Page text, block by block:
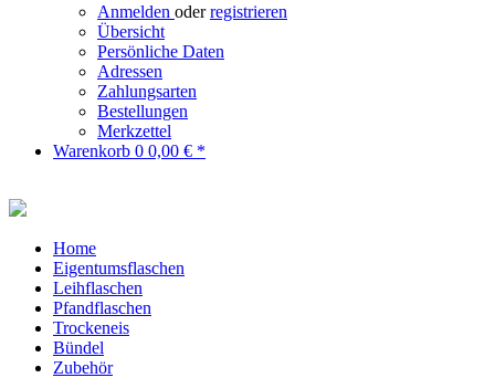
Anmelden oderregistrieren
Übersicht
Persönliche Daten
Adressen
Zahlungsarten
Bestellungen
Merkzettel
Warenkorb 0 0,00 € *
Home
Eigentumsflaschen
Leihflaschen
Pfandflaschen
Trockeneis
Bündel
Zubehör